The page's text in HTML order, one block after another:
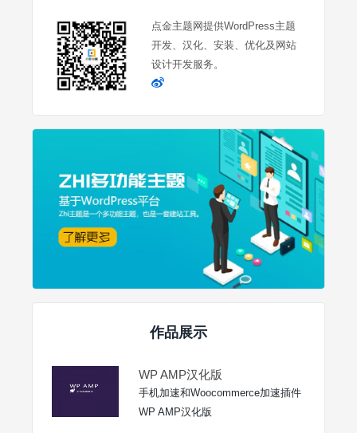
点金主题网提供WordPress主题
开发、汉化、安装、优化及网站
设计开发服务。
作品展示
WP AMP汉化版
手机加速和Woocommerce加速插件
WP AMP汉化版